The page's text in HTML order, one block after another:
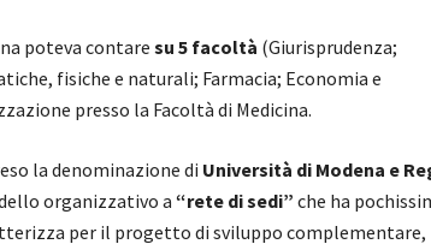
poteva contare su 5 facoltà (Giurisprudenza;
fisiche e naturali; Farmacia; Economia e
presso la Facoltà di Medicina.
la denominazione di Università di Modena e
organizzativo a “rete di sedi” che ha
per il progetto di sviluppo complementare,